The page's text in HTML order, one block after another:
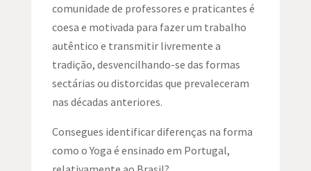
comunidade de professores e praticantes é
coesa e motivada para fazer um trabalho
autêntico e transmitir livremente a
tradição, desvencilhando-se das formas
sectárias ou distorcidas que prevaleceram
nas décadas anteriores.
Consegues identificar diferenças na forma
como o Yoga é ensinado em Portugal,